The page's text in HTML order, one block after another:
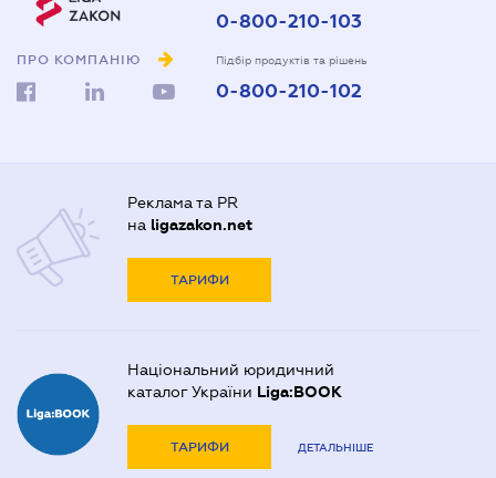
ПРО КОМПАНІЮ
0-800-210-103
Підбір продуктів та рішень
0-800-210-102
Реклама та PR
на ligazakon.net
ТАРИФИ
Національний юридичний
каталог України Liga:BOOK
ТАРИФИ ДЕТАЛЬНІШЕ